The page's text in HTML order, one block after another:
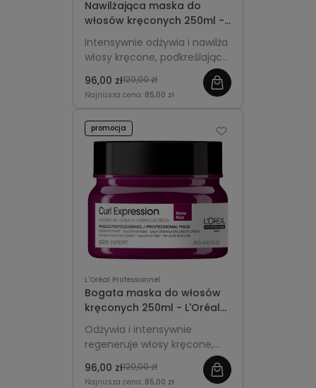
Nawilżająca maska do
włosów kręconych 250ml -
L'Oréal Professionnel Curl
Expression
Intensywnie odżywia i nawilża
włosy kręcone, podkreślając
ich sprężystość, miękkość i
naturalny blask.
96,00 zł120,00 zł
Najniższa cena: 85,00 zł
L'Oréal Professionnel
Bogata maska do włosów
kręconych 250ml - L'Oréal
Professionnel Curl
Expression
Odżywia i intensywnie
regeneruje włosy kręcone,
podkreślając ich sprężystość,
miękkość i zdrowy wygląd.
96,00 zł120,00 zł
Najniższa cena: 85,00 zł
promocja